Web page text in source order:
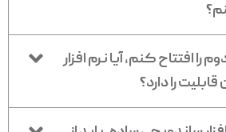
را افتتاح کنم، آیا نرم افزار
را دارد؟